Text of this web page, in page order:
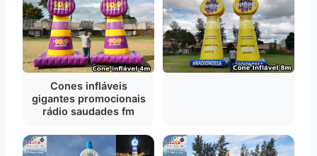
Cones infláveis
gigantes promocionais
rádio saudades fm